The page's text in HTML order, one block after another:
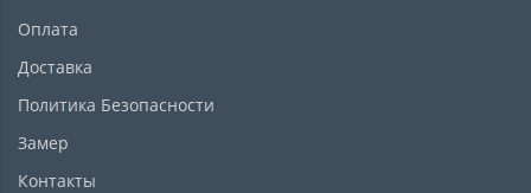
Оплата
Доставка
Политика Безопасности
Замер
Контакты